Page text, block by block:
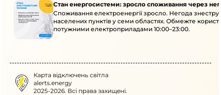
Стан енергосистеми: зросло споживання через
Споживання електроенергії зросло. Негода
населених пунктів у семи областях. Обмежте
потужними електроприладами 10:00–23:00.
Карта відключень світла
alerts.energy
2025-2026. Всі права захищені.